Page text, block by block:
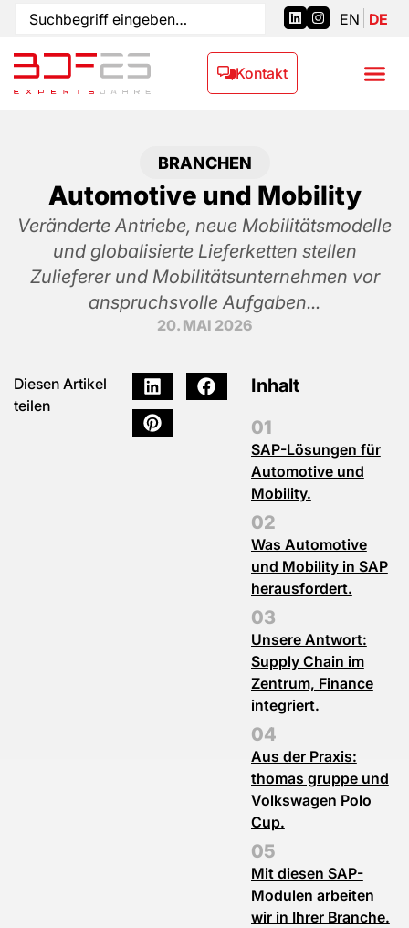
EN DE
Kontakt
BRANCHEN
Automotive und Mobility
Veränderte Antriebe, neue Mobilitätsmodelle
und globalisierte Lieferketten stellen
Zulieferer und Mobilitätsunternehmen vor
anspruchsvolle Aufgaben...
20. MAI 2026
Diesen Artikel
teilen
Inhalt
SAP-Lösungen für
Automotive und
Mobility.
Was Automotive
und Mobility in SAP
herausfordert.
Unsere Antwort:
Supply Chain im
Zentrum, Finance
integriert.
Aus der Praxis:
thomas gruppe und
Volkswagen Polo
Cup.
Mit diesen SAP-
Modulen arbeiten
wir in Ihrer Branche.